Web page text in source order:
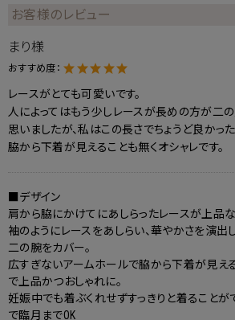
お客様のレビュー
まり様
おすすめ度：
レースがとても可愛いです。
人によってはもう少しレースが長めの方が二
思いましたが、私はこの長さでちょうど良かった
脇から下着が見えることも無くオシャレです。
■デザイン
肩から脇にかけてにあしらったレースが上品な
袖のようにレースをあしらい、華やかさを演出
二の腕をカバー。
広すぎないアームホールで脇から下着が見え
で上品かつおしゃれに。
妊娠中でも着ぶくれせずすっきりと着ることが
で臨月までOK